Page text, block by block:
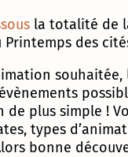
la totalité de
des
plus simple !
types
bonne